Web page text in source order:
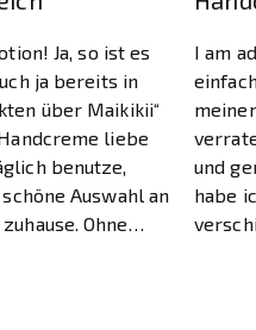
Ja, so ist es
ja bereits in
über Maikikii“
liebe
benutze,
Auswahl an
Ohne
I am
und
habe